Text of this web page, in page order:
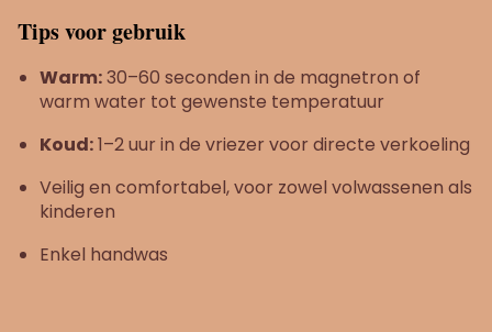
Tips voor gebruik
Warm:30–60 seconden in de magnetron of
warm water tot gewenste temperatuur
Koud:1–2 uur in de vriezer voor directe verkoeling
Veilig en comfortabel, voor zowel volwassenen als
kinderen
Enkel handwas